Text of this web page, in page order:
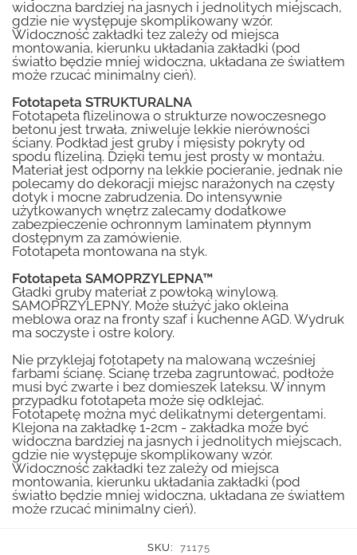
widoczna bardziej na jasnych i jednolitych miejscach,
gdzie nie występuje skomplikowany wzór.
Widoczność zakładki tez zależy od miejsca
montowania, kierunku układania zakładki (pod
światło będzie mniej widoczna, układana ze światłem
może rzucać minimalny cień).
Fototapeta STRUKTURALNA
Fototapeta flizelinowa o strukturze nowoczesnego
betonu jest trwała, zniweluje lekkie nierówności
ściany. Podkład jest gruby i mięsisty pokryty od
spodu flizeliną. Dzięki temu jest prosty w montażu.
Materiał jest odporny na lekkie pocieranie, jednak nie
polecamy do dekoracji miejsc narażonych na częsty
dotyk i mocne zabrudzenia. Do intensywnie
użytkowanych wnętrz zalecamy dodatkowe
zabezpieczenie ochronnym laminatem płynnym
dostępnym za zamówienie.
Fototapeta montowana na styk.
Fototapeta SAMOPRZYLEPNA™
Gładki gruby materiał z powłoką winylową.
SAMOPRZYLEPNY. Może służyć jako okleina
meblowa oraz na fronty szaf i kuchenne AGD. Wydruk
ma soczyste i ostre kolory.
Nie przyklejaj fototapety na malowaną wcześniej
farbami ścianę. Ścianę trzeba zagruntować, podłoże
musi być zwarte i bez domieszek lateksu. W innym
przypadku fototapeta może się odklejać.
Fototapetę można myć delikatnymi detergentami.
Klejona na zakładkę 1-2cm - zakładka może być
widoczna bardziej na jasnych i jednolitych miejscach,
gdzie nie występuje skomplikowany wzór.
Widoczność zakładki tez zależy od miejsca
montowania, kierunku układania zakładki (pod
światło będzie mniej widoczna, układana ze światłem
może rzucać minimalny cień).
SKU:
71175